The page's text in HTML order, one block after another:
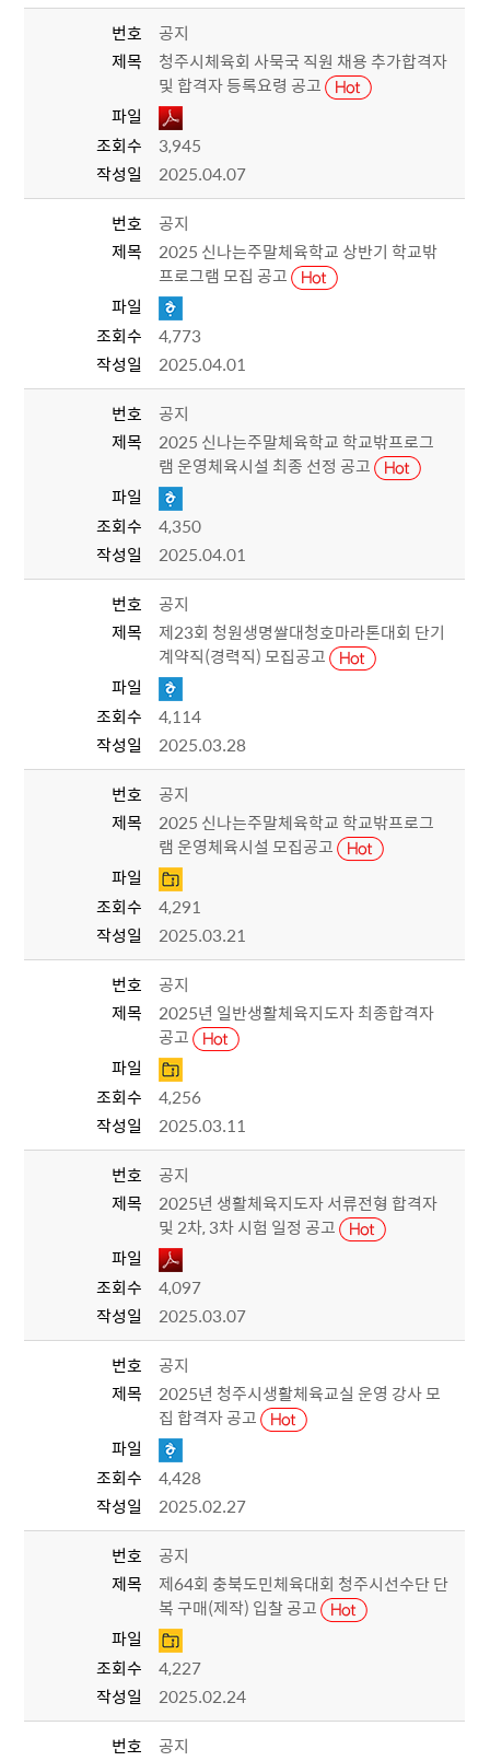
번호
공지
제목
청주시체육회 사묵국 직원 채용 추가합격자
및 합격자 등록요령 공고
파일
조회수
3,945
작성일
2025.04.07
번호
공지
제목
2025 신나는주말체육학교 상반기 학교밖
프로그램 모집 공고
파일
조회수
4,773
작성일
2025.04.01
번호
공지
제목
2025 신나는주말체육학교 학교밖프로그
램 운영체육시설 최종 선정 공고
파일
조회수
4,350
작성일
2025.04.01
번호
공지
제목
제23회 청원생명쌀대청호마라톤대회 단기
계약직(경력직) 모집공고
파일
조회수
4,114
작성일
2025.03.28
번호
공지
제목
2025 신나는주말체육학교 학교밖프로그
램 운영체육시설 모집공고
파일
조회수
4,291
작성일
2025.03.21
번호
공지
제목
2025년 일반생활체육지도자 최종합격자
공고
파일
조회수
4,256
작성일
2025.03.11
번호
공지
제목
2025년 생활체육지도자 서류전형 합격자
및 2차, 3차 시험 일정 공고
파일
조회수
4,097
작성일
2025.03.07
번호
공지
제목
2025년 청주시생활체육교실 운영 강사 모
집 합격자 공고
파일
조회수
4,428
작성일
2025.02.27
번호
공지
제목
제64회 충북도민체육대회 청주시선수단 단
복 구매(제작) 입찰 공고
파일
조회수
4,227
작성일
2025.02.24
번호
공지